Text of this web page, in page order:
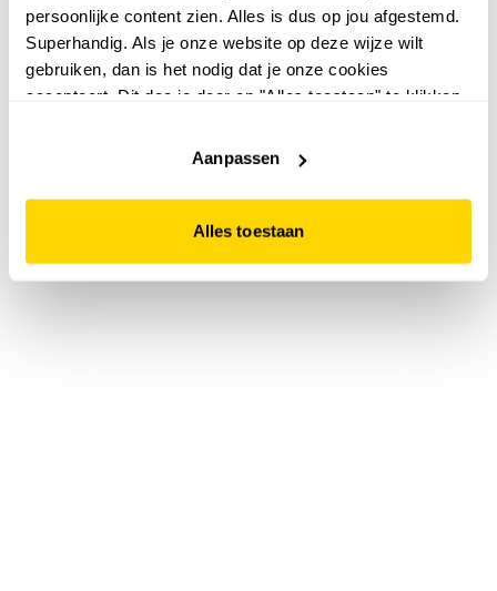
persoonlijke content zien. Alles is dus op jou afgestemd.
Superhandig. Als je onze website op deze wijze wilt
gebruiken, dan is het nodig dat je onze cookies
accepteert. Dit doe je door op "Alles toestaan" te klikken.
website niet optimaal functioneert.
Aanpassen
Alles toestaan